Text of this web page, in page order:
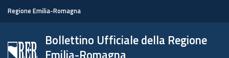
Regione Emilia-Romagna
Bollettino Ufficiale della Regione